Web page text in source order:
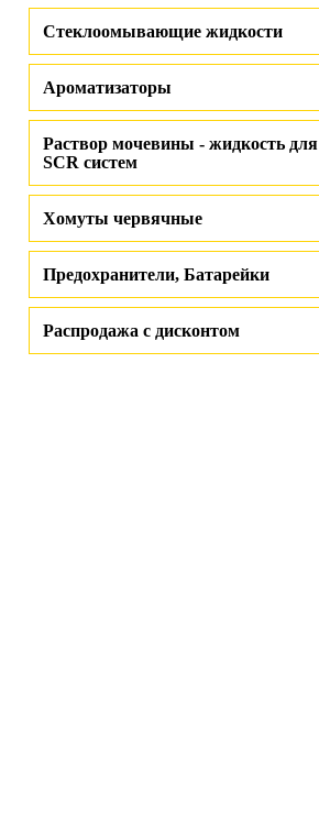
Стеклоомывающие жидкости
Ароматизаторы
Раствор мочевины - жидкость для
SCR систем
Хомуты червячные
Предохранители, Батарейки
Распродажа с дисконтом